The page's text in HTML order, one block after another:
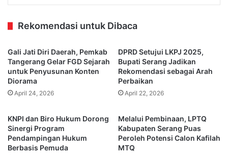
Rekomendasi untuk Dibaca
Gali Jati Diri Daerah, Pemkab
Tangerang Gelar FGD Sejarah
untuk Penyusunan Konten
Diorama
April 24, 2026
DPRD Setujui LKPJ 2025,
Bupati Serang Jadikan
Rekomendasi sebagai Arah
Perbaikan
April 22, 2026
KNPI dan Biro Hukum Dorong
Sinergi Program
Pendampingan Hukum
Berbasis Pemuda
Melalui Pembinaan, LPTQ
Kabupaten Serang Puas
Peroleh Potensi Calon Kafilah
MTQ